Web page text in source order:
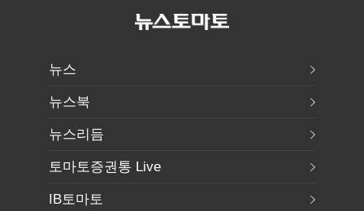
뉴스
뉴스북
뉴스리듬
토마토증권통 Live
IB토마토